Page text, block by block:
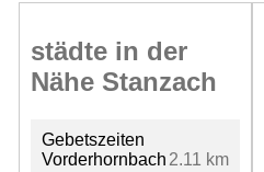
städte in der
Nähe Stanzach
Gebetszeiten
Vorderhornbach 2.11 km